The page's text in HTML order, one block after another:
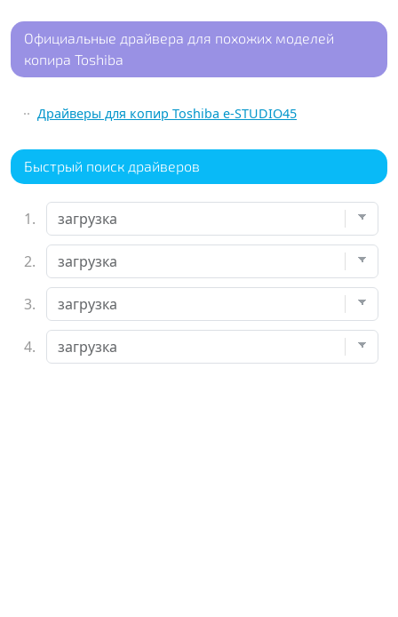
Официальные драйвера для похожих моделей
копира Toshiba
Драйверы для копир Toshiba e-STUDIO45
Быстрый поиск драйверов
1.
2.
3.
4.